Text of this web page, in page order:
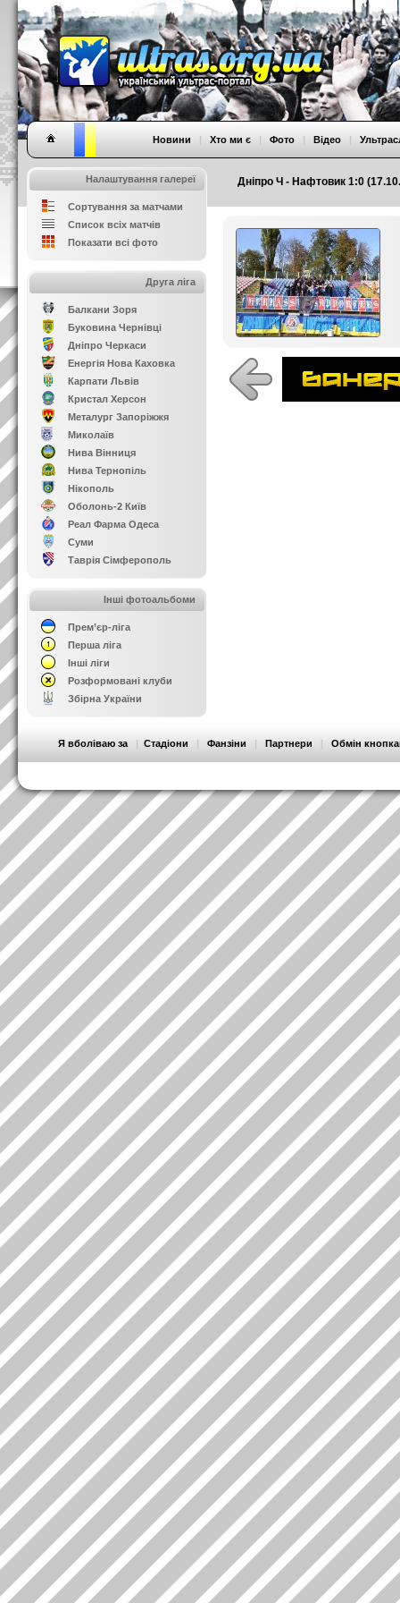
Дніпро Ч - Нафтовик 1:0
Новини | Хто ми є | Фото | Відео |
Налаштування галереї
Сортування за матчами
Список всіх матчів
Показати всі фото
Друга ліга
Балкани Зоря
Буковина Чернівці
Дніпро Черкаси
Енергія Нова Каховка
Карпати Львів
Кристал Херсон
Металург Запоріжжя
Миколаїв
Нива Вінниця
Нива Тернопіль
Нікополь
Оболонь-2 Київ
Реал Фарма Одеса
Суми
Таврія Сімферополь
Інші фотоальбоми
Прем’єр-ліга
Перша ліга
Інші ліги
Розформовані клуби
Збірна України
Я вболіваю за | Стадіони | Фанзіни | Партнери | Обмін